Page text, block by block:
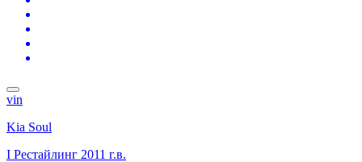
vin
Kia Soul
I Рестайлинг 2011 г.в.